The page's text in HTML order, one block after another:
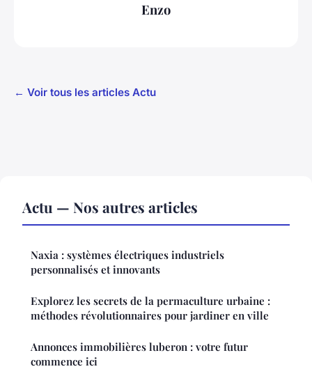
Enzo
← Voir tous les articles Actu
Actu — Nos autres articles
Naxia : systèmes électriques industriels
personnalisés et innovants
Explorez les secrets de la permaculture urbaine :
méthodes révolutionnaires pour jardiner en ville
Annonces immobilières luberon : votre futur
commence ici